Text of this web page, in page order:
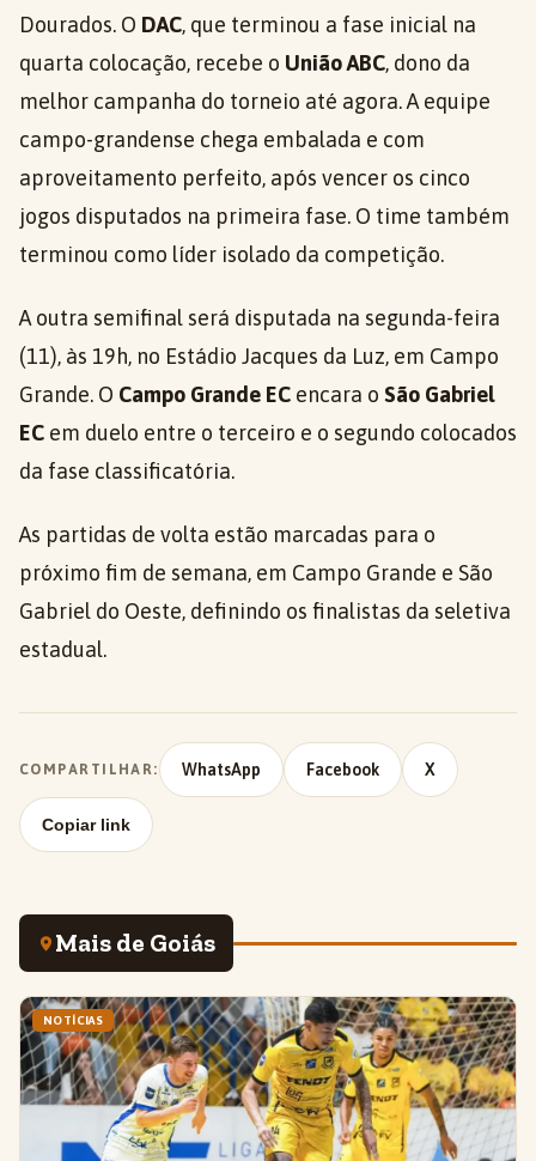
Dourados. O DAC, que terminou a fase inicial na
quarta colocação, recebe o União ABC, dono da
melhor campanha do torneio até agora. A equipe
campo-grandense chega embalada e com
aproveitamento perfeito, após vencer os cinco
jogos disputados na primeira fase. O time também
terminou como líder isolado da competição.
A outra semifinal será disputada na segunda-feira
(11), às 19h, no Estádio Jacques da Luz, em Campo
Grande. O Campo Grande EC encara o São Gabriel
EC em duelo entre o terceiro e o segundo colocados
da fase classificatória.
As partidas de volta estão marcadas para o
próximo fim de semana, em Campo Grande e São
Gabriel do Oeste, definindo os finalistas da seletiva
estadual.
COMPARTILHAR: WhatsApp Facebook X
Copiar link
Mais de Goiás
NOTÍCIAS